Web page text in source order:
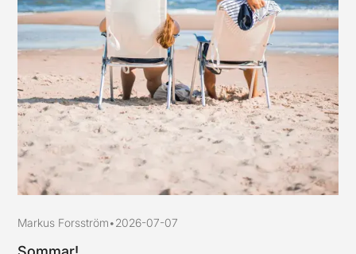
Markus Forsström•2026-07-07